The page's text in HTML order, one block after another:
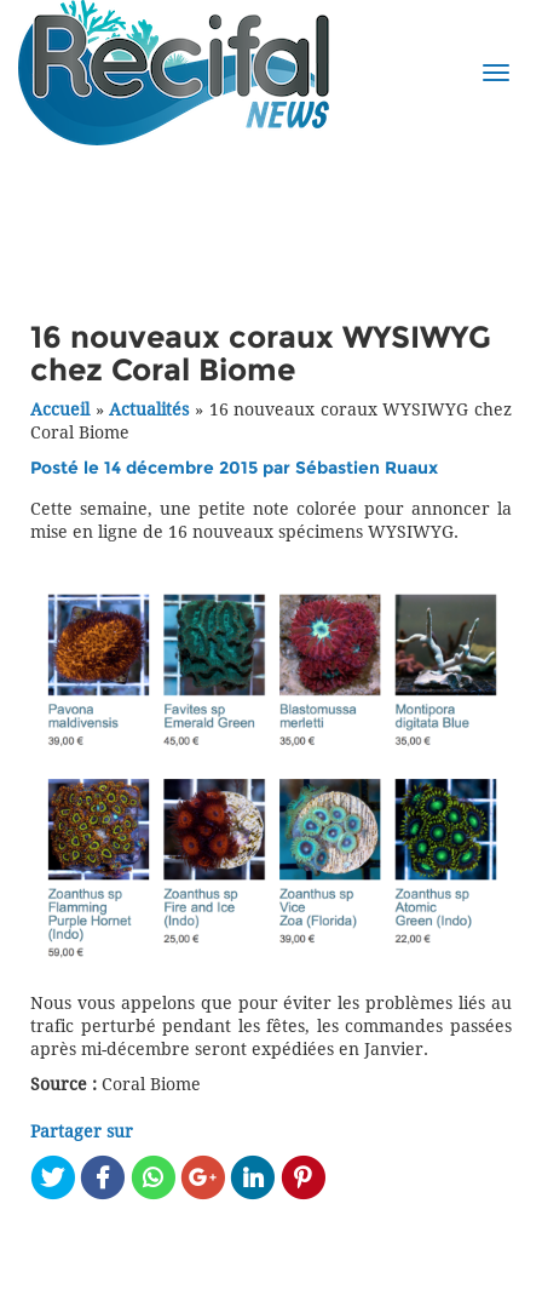
16 nouveaux coraux WYSIWYG
chez Coral Biome
Accueil»Actualités» 16 nouveaux coraux WYSIWYG chez
Coral Biome
Posté le 14 décembre 2015 par Sébastien Ruaux
Cette semaine, une petite note colorée pour annoncer la
mise en ligne de 16 nouveaux spécimens WYSIWYG.
Nous vous appelons que pour éviter les problèmes liés au
trafic perturbé pendant les fêtes, les commandes passées
après mi-décembre seront expédiées en Janvier.
Source : Coral Biome
Partager sur